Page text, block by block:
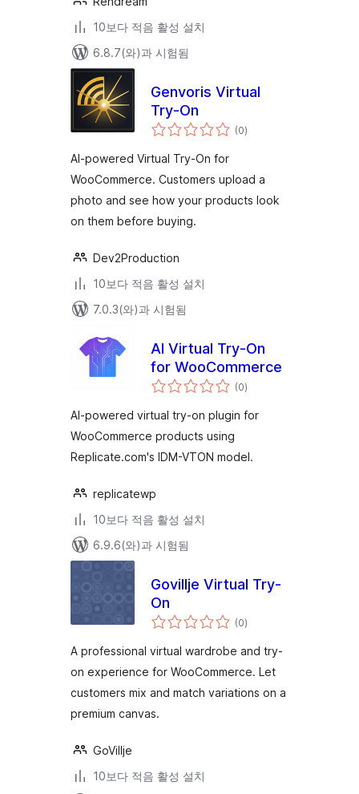
10보다 적음 활성 설치
6.8.7(와)과 시험됨
Genvoris Virtual
Try-On
(0전
체)
AI-powered Virtual Try-On for
WooCommerce. Customers upload a
photo and see how your products look
on them before buying.
Dev2Production
10보다 적음 활성 설치
7.0.3(와)과 시험됨
AI Virtual Try-On
for WooCommerce
(0전
체
점
)
AI-powered virtual try-on plugin for
WooCommerce products using
Replicate.com's IDM-VTON model.
replicatewp
10보다 적음 활성 설치
6.9.6(와)과 시험됨
Govillje Virtual Try-
On
(0전
체
점
)
A professional virtual wardrobe and try-
on experience for WooCommerce. Let
customers mix and match variations on a
premium canvas.
GoVillje
10보다 적음 활성 설치